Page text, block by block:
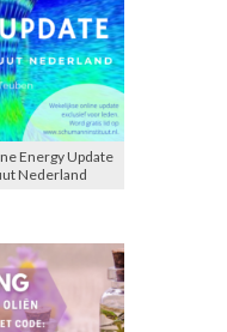
Energy Update
Nederland